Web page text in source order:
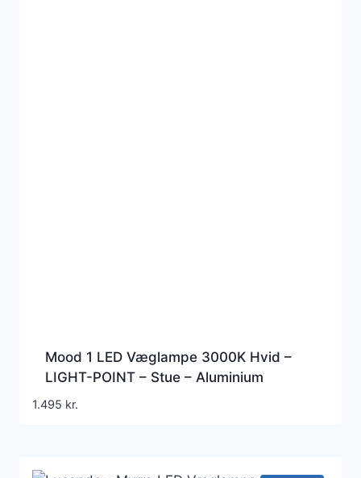
Mood 1 LED Væglampe 3000K Hvid –
LIGHT-POINT – Stue – Aluminium
1.495 kr.